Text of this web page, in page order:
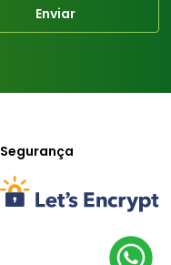
Enviar
Segurança